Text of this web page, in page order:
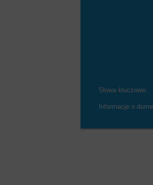
Słowa kluczowe:
Informacje o